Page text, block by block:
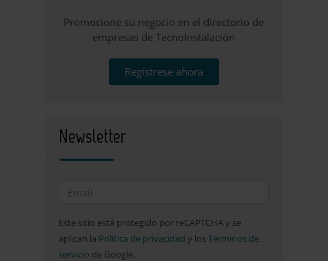
Promocione su negocio en el directorio de
empresas de TecnoInstalación
Regístrese ahora
Newsletter
Este sitio está protegido por reCAPTCHA y se
aplican la Política de privacidad y losTérminos de
servicio de Google.